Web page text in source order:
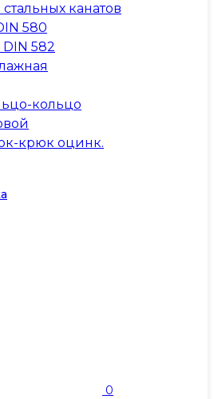
канатов
580
582
кольцо
крюк оцинк.
0